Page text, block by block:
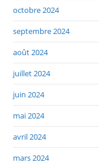
octobre 2024
septembre 2024
août 2024
juillet 2024
juin 2024
mai 2024
avril 2024
mars 2024